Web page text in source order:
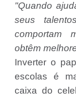
"Quando
seus
comportam
obtêm
Inverter o
escolas é
caixa do